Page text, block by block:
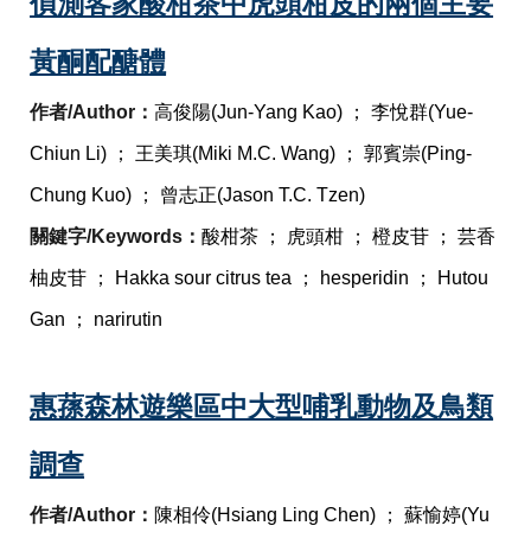
黃酮配醣體
作者/Author：高俊陽(Jun-Yang Kao) ； 李悅群(Yue-
Chiun Li) ； 王美琪(Miki M.C. Wang) ； 郭賓崇(Ping-
Chung Kuo) ； 曾志正(Jason T.C. Tzen)
關鍵字/Keywords：酸柑茶 ； 虎頭柑 ； 橙皮苷 ； 芸香
柚皮苷 ； Hakka sour citrus tea ； hesperidin ； Hutou
Gan ； narirutin
惠蓀森林遊樂區中大型哺乳動物及鳥類
調查
作者/Author： 陳相伶(Hsiang Ling Chen) ； 蘇愉婷(Yu